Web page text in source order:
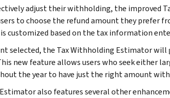
adjust their withholding, the improved
to choose the refund amount they prefer
customized based on the tax information
selected, the Tax Withholding Estimator
new feature allows users who seek either
the year to have just the right amount
also features several other